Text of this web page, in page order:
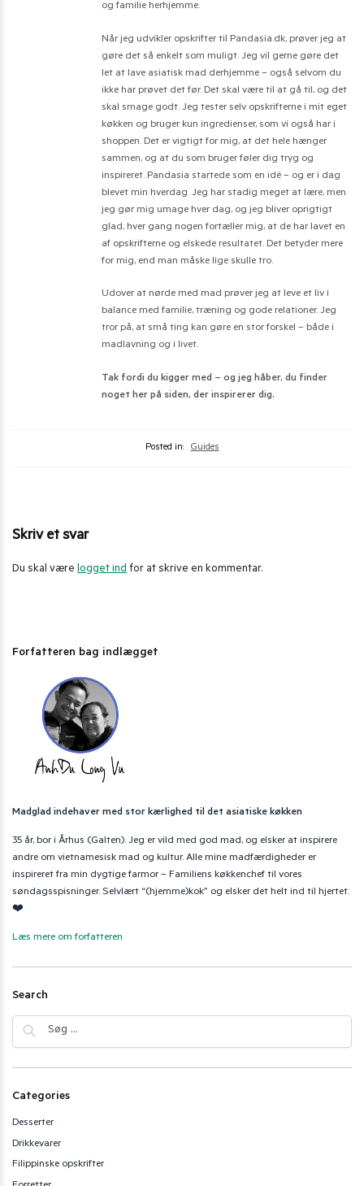
og familie herhjemme.
Når jeg udvikler opskrifter til Pandasia.dk, prøver jeg at
gøre det så enkelt som muligt. Jeg vil gerne gøre det
let at lave asiatisk mad derhjemme – også selvom du
ikke har prøvet det før. Det skal være til at gå til, og det
skal smage godt. Jeg tester selv opskrifterne i mit eget
køkken og bruger kun ingredienser, som vi også har i
shoppen. Det er vigtigt for mig, at det hele hænger
sammen, og at du som bruger føler dig tryg og
inspireret. Pandasia startede som en idé – og er i dag
blevet min hverdag. Jeg har stadig meget at lære, men
jeg gør mig umage hver dag, og jeg bliver oprigtigt
glad, hver gang nogen fortæller mig, at de har lavet en
af opskrifterne og elskede resultatet. Det betyder mere
for mig, end man måske lige skulle tro.
Udover at nørde med mad prøver jeg at leve et liv i
balance med familie, træning og gode relationer. Jeg
tror på, at små ting kan gøre en stor forskel – både i
madlavning og i livet.
Tak fordi du kigger med – og jeg håber, du finder
noget her på siden, der inspirerer dig.
Posted in: Guides
Skriv et svar
Du skal være logget ind for at skrive en kommentar.
Forfatteren bag indlægget
Madglad indehaver med stor kærlighed til det asiatiske køkken
35 år, bor i Århus (Galten). Jeg er vild med god mad, og elsker at inspirere
andre om vietnamesisk mad og kultur. Alle mine madfærdigheder er
inspireret fra min dygtige farmor – Familiens køkkenchef til vores
søndagsspisninger. Selvlært “(hjemme)kok” og elsker det helt ind til hjertet.
❤️
Læs mere om forfatteren
Search
Categories
Desserter
Drikkevarer
Filippinske opskrifter